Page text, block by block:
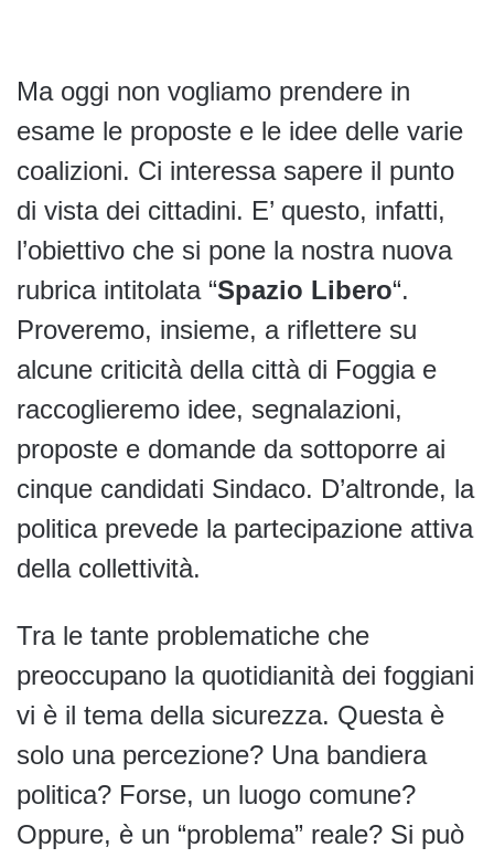
Ma oggi non vogliamo prendere in
esame le proposte e le idee delle varie
coalizioni. Ci interessa sapere il punto
di vista dei cittadini. E’ questo, infatti,
l’obiettivo che si pone la nostra nuova
rubrica intitolata “Spazio Libero“.
Proveremo, insieme, a riflettere su
alcune criticità della città di Foggia e
raccoglieremo idee, segnalazioni,
proposte e domande da sottoporre ai
cinque candidati Sindaco. D’altronde, la
politica prevede la partecipazione attiva
della collettività.
Tra le tante problematiche che
preoccupano la quotidianità dei foggiani
vi è il tema della sicurezza. Questa è
solo una percezione? Una bandiera
politica? Forse, un luogo comune?
Oppure, è un “problema” reale? Si può